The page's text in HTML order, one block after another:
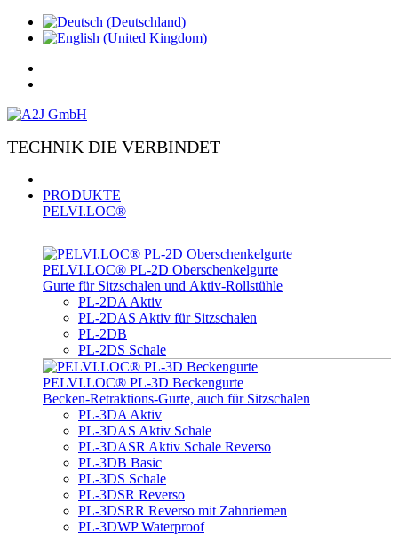
TECHNIK DIE VERBINDET
PRODUKTE
PELVI.LOC®
PELVI.LOC® PL-­2D Oberschenkelgurte
Gurte für Sitzschalen und Aktiv-Rollstühle
PL-2DA Aktiv
PL-2DAS Aktiv für Sitzschalen
PL-2DB
PL-2DS Schale
PELVI.LOC® PL-3D Beckengurte
Becken-Retraktions-Gurte, auch für Sitzschalen
PL-3DA Aktiv
PL-3DAS Aktiv Schale
PL-3DASR Aktiv Schale Reverso
PL-3DB Basic
PL-3DS Schale
PL-3DSR Reverso
PL-3DSRR Reverso mit Zahnriemen
PL-3DWP Waterproof